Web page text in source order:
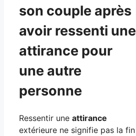
son couple après
avoir ressenti une
attirance pour
une autre
personne
Ressentir une attirance
extérieure ne signifie pas la fin